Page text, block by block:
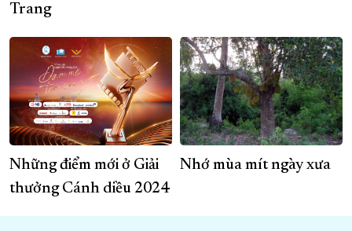
Trang
Những điểm mới ở Giải
thưởng Cánh diều 2024
Nhớ mùa mít ngày xưa